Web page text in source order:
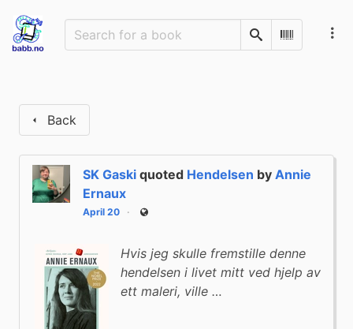
SearchScan
Back
SK Gaski quoted Hendelsen by Annie
Ernaux
April 20 Public
Hvis jeg skulle fremstille denne
hendelsen i livet mitt ved hjelp av
ett maleri, ville …